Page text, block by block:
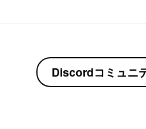
Discordコミュニ